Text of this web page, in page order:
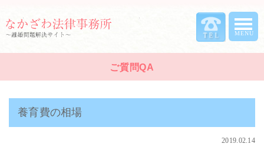
ご質問QA
養育費の相場
2019.02.14